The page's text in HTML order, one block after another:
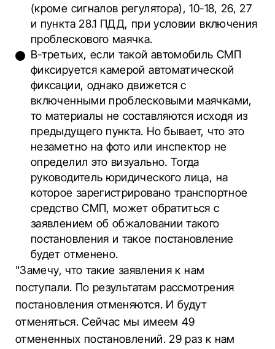
(кроме сигналов регулятора), 10-18, 26, 27
и пункта 28.1 ПДД, при условии включения
проблескового маячка.
В-третьих, если такой автомобиль СМП
фиксируется камерой автоматической
фиксации, однако движется с
включенными проблесковыми маячками,
то материалы не составляются исходя из
предыдущего пункта. Но бывает, что это
незаметно на фото или инспектор не
определил это визуально. Тогда
руководитель юридического лица, на
которое зарегистрировано транспортное
средство СМП, может обратиться с
заявлением об обжаловании такого
постановления и такое постановление
будет отменено.
"Замечу, что такие заявления к нам
поступали. По результатам рассмотрения
постановления отменяются. И будут
отменяться. Сейчас мы имеем 49
отмененных постановлений. 29 раз к нам